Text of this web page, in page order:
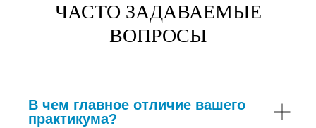
ЧАСТО ЗАДАВАЕМЫЕ
ВОПРОСЫ
В чем главное отличие вашего
практикума?